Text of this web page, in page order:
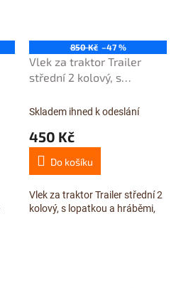
850 Kč –47 %
Vlek za traktor Trailer
střední 2 kolový, s
Skladem ihned k odeslání
450 Kč
Do košíku
Vlek za traktor Trailer střední 2
kolový, s lopatkou a hráběmi,